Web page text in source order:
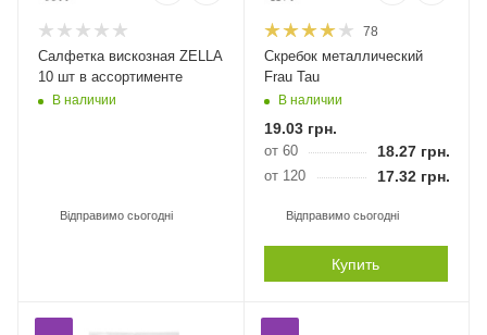
Салфетка вискозная ZELLA
10 шт в ассортименте
В наличии
Відправимо сьогодні
78
Скребок металлический
Frau Tau
В наличии
19.03грн.
от 60 18.27грн.
от 120 17.32грн.
Відправимо сьогодні
Купить